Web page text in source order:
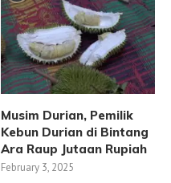
Musim Durian, Pemilik
Kebun Durian di Bintang
Ara Raup Jutaan Rupiah
February 3, 2025